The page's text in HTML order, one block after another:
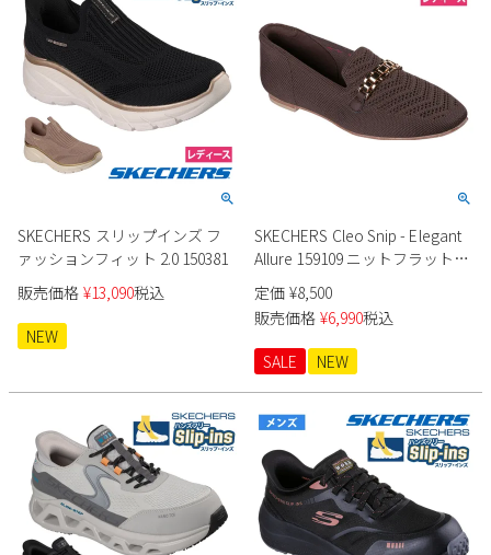
SKECHERS スリップインズ フ
ァッションフィット 2.0 150381
販売価格 ¥13,090税込
NEW
SKECHERS Cleo Snip - Elegant
Allure 159109 ニットフラットシ
ューズ
定価 ¥8,500
販売価格 ¥6,990税込
SALE
NEW